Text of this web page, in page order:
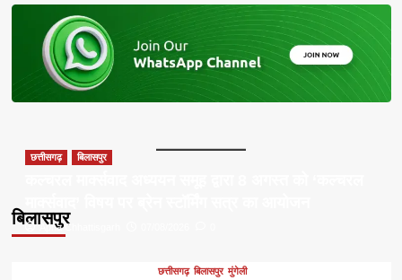
बिलासपुर
छत्तीसगढ़ बिलासपुर
Apna Chhattisgarh
छत्तीसगढ़ बिलासपुर मुंगेली